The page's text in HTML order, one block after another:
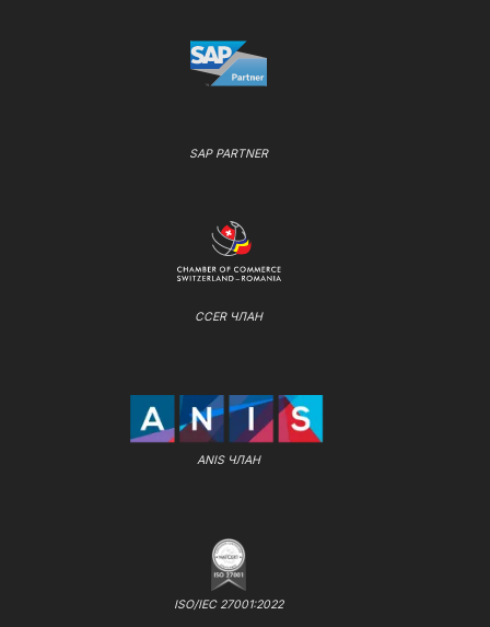
SAP PARTNER
CCER ЧЛАН
ANIS ЧЛАН
ISO/IEC 27001:2022